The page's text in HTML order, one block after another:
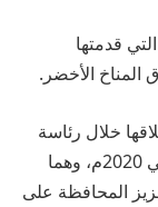
قدمتها
خلال رئاسة
المملكة لاجتماعات قمة مجموعة العشرين في 2020م، وهما
المحافظة على